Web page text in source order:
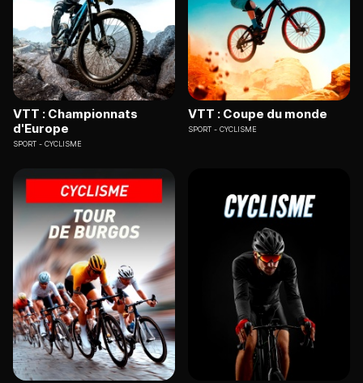
VTT : Championnats
d'Europe
SPORT CYCLISME
VTT : Coupe du monde
SPORT CYCLISME